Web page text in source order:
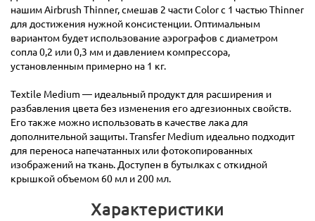
нашим Airbrush Thinner, смешав 2 части Color с 1 частью Thinner
для достижения нужной консистенции. Оптимальным
вариантом будет использование аэрографов с диаметром
сопла 0,2 или 0,3 мм и давлением компрессора,
установленным примерно на 1 кг.
Textile Medium — идеальный продукт для расширения и
разбавления цвета без изменения его адгезионных свойств.
Его также можно использовать в качестве лака для
дополнительной защиты. Transfer Medium идеально подходит
для переноса напечатанных или фотокопированных
изображений на ткань. Доступен в бутылках с откидной
крышкой объемом 60 мл и 200 мл.
Характеристики